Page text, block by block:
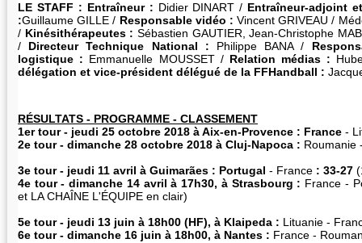
LE STAFF : Entraîneur : Didier DINART / Entraîneur-adjoint
:Guillaume GILLE / Responsable vidéo : Vincent GRIVEAU /
/ Kinésithérapeutes : Sébastien GAUTIER, Jean-Christophe
/
Directeur Technique National : Philippe BANA /
logistique : Emmanuelle MOUSSET / Relation médias :
délégation et vice-président délégué de la FFHandball :
RÉSULTATS - PROGRAMME - CLASSEMENT
1er tour - jeudi 25 octobre 2018 à Aix-en-Provence : France -
2e tour - dimanche 28 octobre 2018 à Cluj-Napoca : Roumanie
3e tour - jeudi 11 avril à Guimarães : Portugal - France : 33-27
4e tour - dimanche 14 avril à 17h30, à Strasbourg : France -
et LA CHAÎNE L'ÉQUIPE en clair)
5e tour - jeudi 13 juin à 18h00 (HF), à Klaipeda : Lituanie -
6e tour - dimanche 16 juin à 18h00, à Nantes : France -